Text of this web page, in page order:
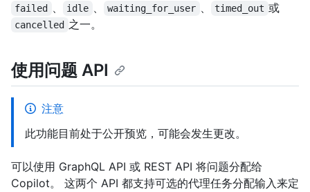
failed 、 idle 、 waiting_for_user 、 timed_out 或
cancelled 之一。
使用问题 API
注意
此功能目前处于公开预览，可能会发生更改。
可以使用 GraphQL API 或 REST API 将问题分配给
Copilot。 这两个 API 都支持可选的代理任务分配输入来定